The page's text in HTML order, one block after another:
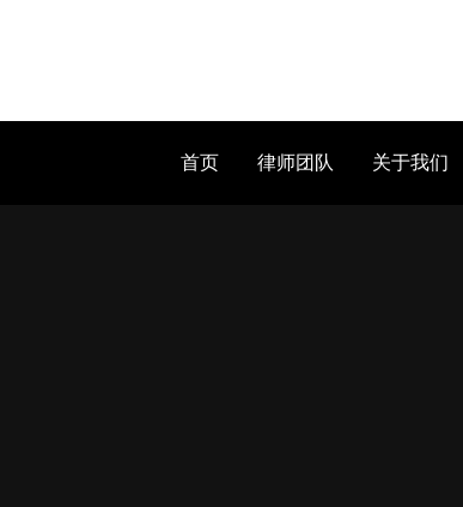
首页 律师团队 关于我们